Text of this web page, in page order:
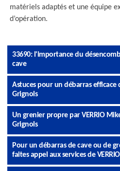
matériels adaptés et une équipe
d’opération.
33690: l'importance du
cave
Astuces pour un débarras efficace
Grignols
Un grenier propre par VERRIO
Grignols
Pour un débarras de cave ou de
faites appel aux services de